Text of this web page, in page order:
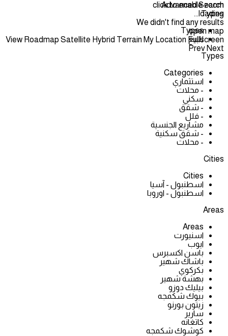
click to enable zoom
loading...
We didn't find any results
open map
View Roadmap Satellite Hybrid Terrain My Location Fullscreen
Prev Next
Advanced Search
Types
Types
للبيع
Types
Categories
استثماري
- محلات
سكني
- شقق
- فلل
مشاريع الجنسية
- شقق سكنية
- محلات
Cities
Cities
اسطنبول - آسيا
اسطنبول - اوروبا
Areas
Areas
اسنيورت
ايوب
باسن اكسبرس
باشاك شهير
بكركوي
بهشة شهير
بيليك دوزو
بيوك شكمجه
زيتون بورنو
سارير
كاتغانه
كوشوك شكمجه